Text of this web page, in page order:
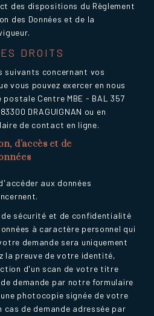
des dispositions du Règlement
des Données et de la
DROITS
suivants concernant vos
vous pouvez exercer en nous
Centre MBE - BAL 357
DRAGUIGNAN ou en
de contact en ligne.
d'accès et de
aux données
sécurité et de confidentialité
à caractère personnel qui
demande sera uniquement
la preuve de votre identité,
d'un scan de votre titre
demande par notre formulaire
photocopie signée de votre
de demande adressée par